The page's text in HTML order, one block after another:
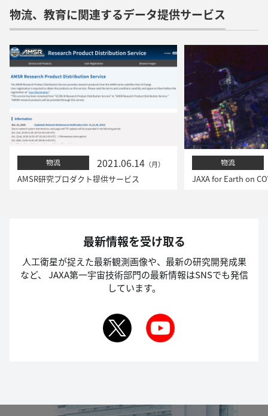
物流、教育に関連するデータ提供サービス
物流 2021.06.14 （月）
AMSR研究プロダクト提供サービス
物流
JAXA for Earth on
最新情報を受け取る
人工衛星が捉えた最新観測画像や、最新の研究開発成果
など、
JAXA第一宇宙技術部門の最新情報はSNSでも発信
しています。